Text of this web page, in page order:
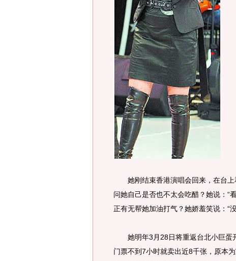
她刚结束香港演唱会回来，在台上
问她自己是否也不太会吃醋？她说：“
正有无帮她加油打气？她娇羞笑说：“
她明年3月28日将重返台北小巨蛋
门票不到7小时就卖出近8千张，原本